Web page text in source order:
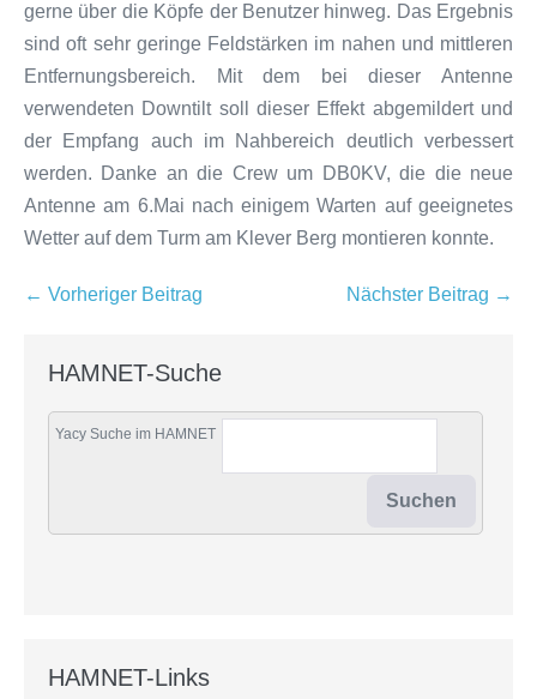
gerne über die Köpfe der Benutzer hinweg. Das Ergebnis
sind oft sehr geringe Feldstärken im nahen und mittleren
Entfernungsbereich. Mit dem bei dieser Antenne
verwendeten Downtilt soll dieser Effekt abgemildert und
der Empfang auch im Nahbereich deutlich verbessert
werden. Danke an die Crew um DB0KV, die die neue
Antenne am 6.Mai nach einigem Warten auf geeignetes
Wetter auf dem Turm am Klever Berg montieren konnte.
Beitragsnavigation
← Vorheriger Beitrag Nächster Beitrag →
HAMNET-Suche
Yacy Suche im HAMNET
HAMNET-Links